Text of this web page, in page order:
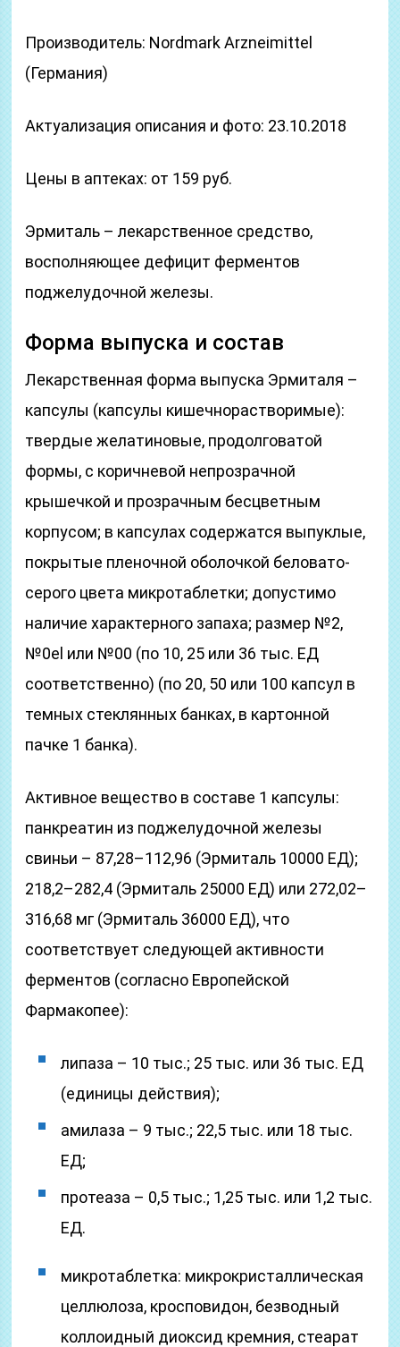
Производитель: Nordmark Arzneimittel
(Германия)
Актуализация описания и фото: 23.10.2018
Цены в аптеках: от 159 руб.
Эрмиталь – лекарственное средство,
восполняющее дефицит ферментов
поджелудочной железы.
Форма выпуска и состав
Лекарственная форма выпуска Эрмиталя –
капсулы (капсулы кишечнорастворимые):
твердые желатиновые, продолговатой
формы, с коричневой непрозрачной
крышечкой и прозрачным бесцветным
корпусом; в капсулах содержатся выпуклые,
покрытые пленочной оболочкой беловато-
серого цвета микротаблетки; допустимо
наличие характерного запаха; размер №2,
№0el или №00 (по 10, 25 или 36 тыс. ЕД
соответственно) (по 20, 50 или 100 капсул в
темных стеклянных банках, в картонной
пачке 1 банка).
Активное вещество в составе 1 капсулы:
панкреатин из поджелудочной железы
свиньи – 87,28–112,96 (Эрмиталь 10000 ЕД);
218,2–282,4 (Эрмиталь 25000 ЕД) или 272,02–
316,68 мг (Эрмиталь 36000 ЕД), что
соответствует следующей активности
ферментов (согласно Европейской
Фармакопее):
липаза – 10 тыс.; 25 тыс. или 36 тыс. ЕД
(единицы действия);
амилаза – 9 тыс.; 22,5 тыс. или 18 тыс.
ЕД;
протеаза – 0,5 тыс.; 1,25 тыс. или 1,2 тыс.
ЕД.
микротаблетка: микрокристаллическая
целлюлоза, кросповидон, безводный
коллоидный диоксид кремния, стеарат